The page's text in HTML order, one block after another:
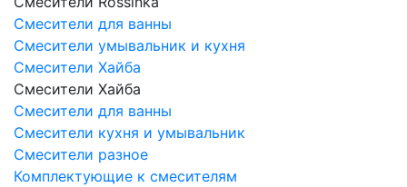
Смесители для ванны
Смесители умывальник и кухня
Смесители Хайба
Смесители Хайба
Смесители для ванны
Смесители кухня и умывальник
Смесители разное
Комплектующие к смесителям